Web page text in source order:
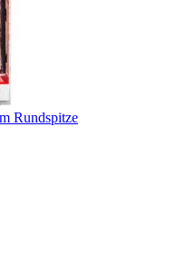
Rundspitze